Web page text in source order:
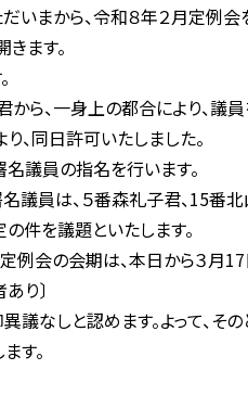
まから、令和８年２月定例会
ます。
ら、一身上の都合により、議
、同日許可いたしました。
議員の指名を行います。
員は、５番森礼子君、15番
件を議題といたします。
例会の会期は、本日から３月
り〕
なしと認めます。よって、その
す。